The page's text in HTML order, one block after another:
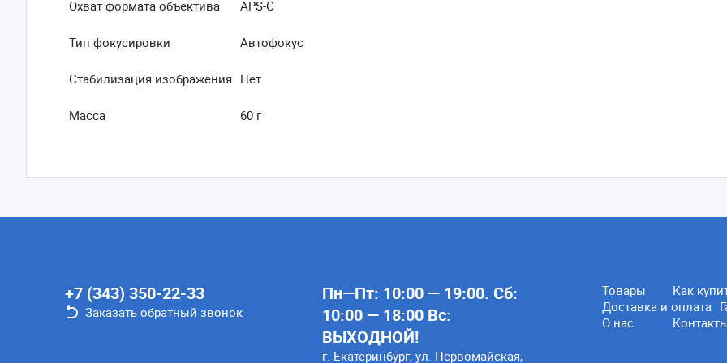
Охват формата объектива APS-C
Тип фокусировки Автофокус
Стабилизация изображения Нет
Масса 60 г
+7 (343) 350-22-33
Заказать обратный звонок
Пн—Пт: 10:00 — 19:00. Сб:
10:00 — 18:00 Вс:
ВЫХОДНОЙ!
г. Екатеринбург, ул. Первомайская,
Товары
Как
Доставка и оплата
О нас